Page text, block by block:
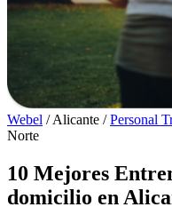
Webel / Alicante / Personal
Norte
10 Mejores
domicilio en